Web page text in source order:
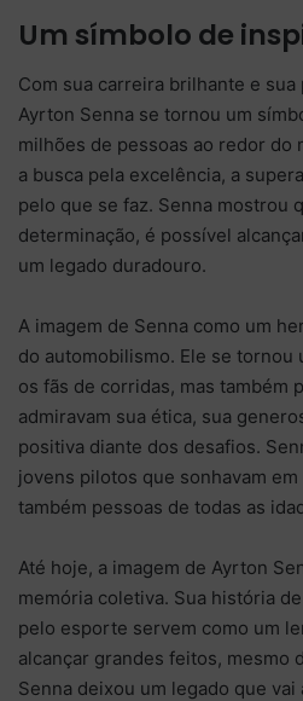
Um símbolo de
Com sua carreira brilhante e
Ayrton Senna se tornou um
milhões de pessoas ao redor do
a busca pela excelência, a
pelo que se faz. Senna mostrou
determinação, é possível
um legado duradouro.
A imagem de Senna como um
do automobilismo. Ele se tornou
os fãs de corridas, mas também
admiravam sua ética, sua
positiva diante dos desafios.
jovens pilotos que sonhavam
também pessoas de todas as
Até hoje, a imagem de Ayrton
memória coletiva. Sua história
pelo esporte servem como um
alcançar grandes feitos, mesmo
Senna deixou um legado que vai